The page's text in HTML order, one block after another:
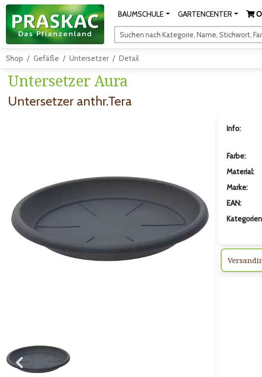
BAUMSCHULE GARTENCENTER
Suchen nach Kategorie, Name, Stichwort,
Shop Gefäße Untersetzer Detail
Untersetzer Aura
Untersetzer anthr.Tera
Zum vorigen Bild
Info:
Farbe:
Material:
Marke:
EAN: